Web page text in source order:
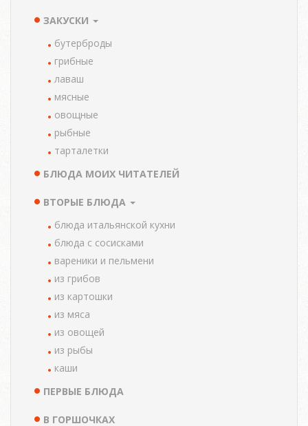
TAXONOMY
MENU
ЗАКУСКИ
бутерброды
грибные
лаваш
мясные
овощные
рыбные
тарталетки
БЛЮДА МОИХ ЧИТАТЕЛЕЙ
ВТОРЫЕ БЛЮДА
блюда итальянской кухни
блюда с сосисками
вареники и пельмени
из грибов
из картошки
из мяса
из овощей
из рыбы
каши
ПЕРВЫЕ БЛЮДА
В ГОРШОЧКАХ